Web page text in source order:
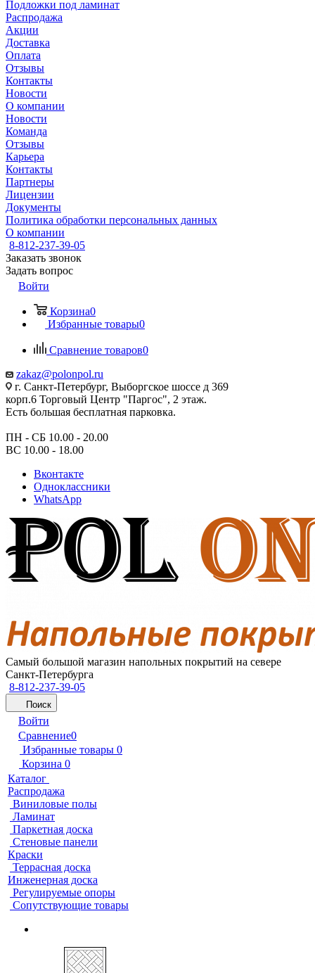
Подложки под ламинат
Распродажа
Акции
Доставка
Оплата
Отзывы
Контакты
Новости
О компании
Новости
Команда
Отзывы
Карьера
Контакты
Партнеры
Лицензии
Документы
Политика обработки персональных данных
О компании
8-812-237-39-05
Заказать звонок
Задать вопрос
Войти
Корзина0
Избранные товары0
Сравнение товаров0
zakaz@polonpol.ru
г. Санкт-Петербург, Выборгское шоссе д 369
корп.6 Торговый Центр "Паргос", 2 этаж.
Есть большая бесплатная парковка.
ПН - СБ 10.00 - 20.00
ВС 10.00 - 18.00
Вконтакте
Одноклассники
WhatsApp
Самый большой магазин напольных покрытий на севере
Санкт-Петербурга
8-812-237-39-05
Поиск
Войти
Сравнение0
Избранные товары 0
Корзина 0
Каталог
Распродажа
Виниловые полы
Ламинат
Паркетная доска
Стеновые панели
Краски
Террасная доска
Инженерная доска
Регулируемые опоры
Сопутствующие товары